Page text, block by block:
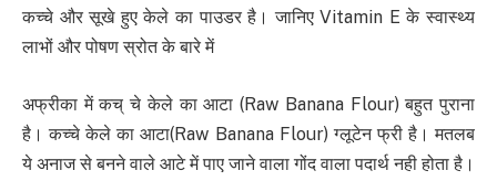
कच्चे और सूखे हुए केले का पाउडर है। जानिए Vitamin E के स्वास्थ्य
लाभों और पोषण स्रोत के बारे में
अफ्रीका में कच् चे केले का आटा (Raw Banana Flour) बहुत पुराना
है। कच्‍चे केले का आटा(Raw Banana Flour) ग्‍लूटेन फ्री है। मतलब
ये अनाज से बनने वाले आटे में पाए जाने वाला गोंद वाला पदार्थ नही होता है।